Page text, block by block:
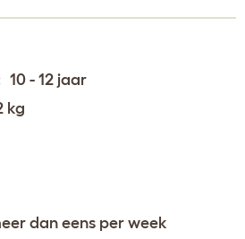
10 - 12 jaar
kg
dan eens per week